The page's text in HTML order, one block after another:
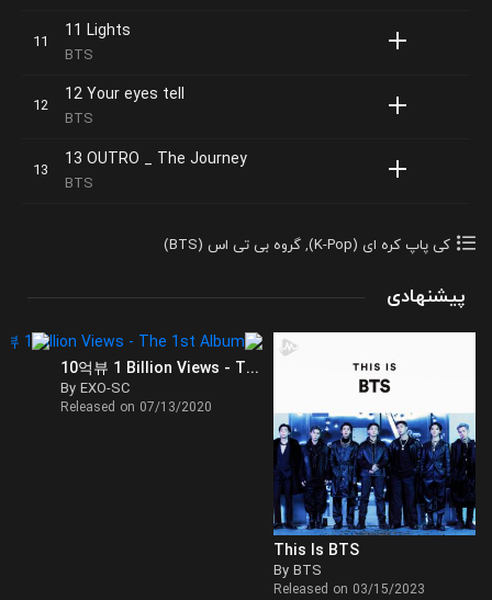
11 Lights
BTS
12 Your eyes tell
BTS
13 OUTRO _ The Journey
BTS
کی پاپ کره ای (K-Pop) , گروه بی تی اس (BTS)
پیشنهادی
This Is BTS
By BTS
Released on 03/15/2023
10억뷰 1 Billion Views - The 1st Album
By EXO-SC
Released on 07/13/2020